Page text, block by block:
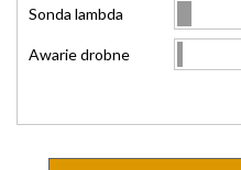
Sonda lambda
Awarie drobne